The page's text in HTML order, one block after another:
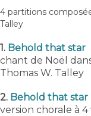
4 partitions
Talley
1. Behold that star
chant de Noël
Thomas W. Talley
2. Behold that star
version chorale à 4